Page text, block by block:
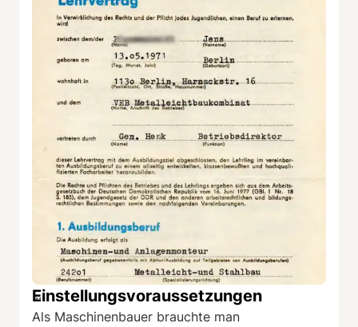
Einstellungsvoraussetzungen
Als Maschinenbauer brauchte man
...